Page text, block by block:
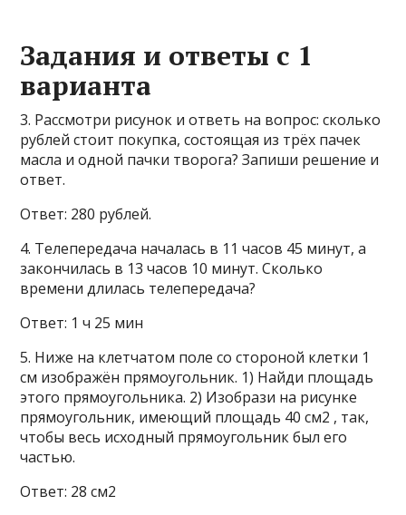
Задания и ответы с 1
варианта
3. Рассмотри рисунок и ответь на вопрос: сколько
рублей стоит покупка, состоящая из трёх пачек
масла и одной пачки творога? Запиши решение и
ответ.
Ответ: 280 рублей.
4. Телепередача началась в 11 часов 45 минут, а
закончилась в 13 часов 10 минут. Сколько
времени длилась телепередача?
Ответ: 1 ч 25 мин
5. Ниже на клетчатом поле со стороной клетки 1
см изображён прямоугольник. 1) Найди площадь
этого прямоугольника. 2) Изобрази на рисунке
прямоугольник, имеющий площадь 40 см2 , так,
чтобы весь исходный прямоугольник был его
частью.
Ответ: 28 см2